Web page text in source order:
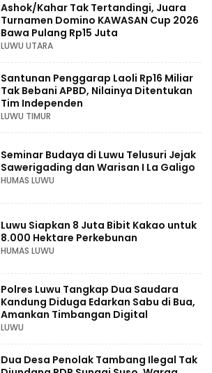
Ashok/Kahar Tak Tertandingi, Juara
Turnamen Domino KAWASAN Cup 2026
Bawa Pulang Rp15 Juta
LUWU UTARA
Santunan Penggarap Laoli Rp16 Miliar
Tak Bebani APBD, Nilainya Ditentukan
Tim Independen
LUWU TIMUR
Seminar Budaya di Luwu Telusuri Jejak
Sawerigading dan Warisan I La Galigo
HUMAS LUWU
Luwu Siapkan 8 Juta Bibit Kakao untuk
8.000 Hektare Perkebunan
HUMAS LUWU
Polres Luwu Tangkap Dua Saudara
Kandung Diduga Edarkan Sabu di Bua,
Amankan Timbangan Digital
LUWU
Dua Desa Penolak Tambang Ilegal Tak